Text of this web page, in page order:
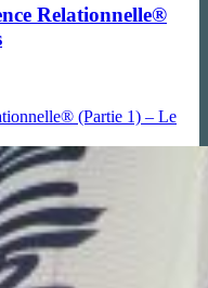
Relationnelle®
(Partie 1) – Le